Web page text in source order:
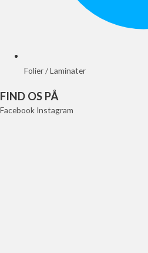
Folier / Laminater
FIND OS PÅ
Facebook Instagram